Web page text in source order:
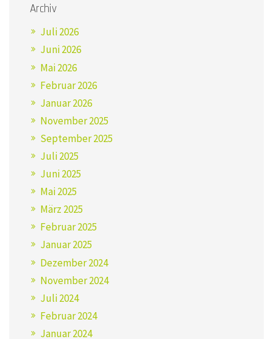
Archiv
Juli 2026
Juni 2026
Mai 2026
Februar 2026
Januar 2026
November 2025
September 2025
Juli 2025
Juni 2025
Mai 2025
März 2025
Februar 2025
Januar 2025
Dezember 2024
November 2024
Juli 2024
Februar 2024
Januar 2024